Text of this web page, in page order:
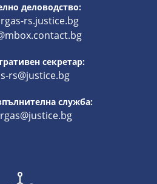
деловодство:
rs.justice.bg
секретар:
rs@justice.bg
служба: